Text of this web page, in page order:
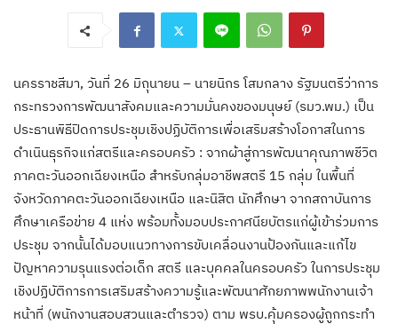
นครราชสีมา, วันที่ 26 มิถุนายน – นายนิกร โสมกลาง รัฐมนตรีว่าการ
กระทรวงการพัฒนาสังคมและความมั่นคงของมนุษย์ (รมว.พม.) เป็น
ประธานพิธีปิดการประชุมเชิงปฏิบัติการเพื่อเสริมสร้างโอกาสในการ
ดำเนินธุรกิจแก่สตรีและครอบครัว : จากผ้าสู่การพัฒนาคุณภาพชีวิต
ภาคตะวันออกเฉียงเหนือ สำหรับกลุ่มอาชีพสตรี 15 กลุ่ม ในพื้นที่
จังหวัดภาคตะวันออกเฉียงเหนือ และนิสิต นักศึกษา จากสถาบันการ
ศึกษาเครือข่าย 4 แห่ง พร้อมทั้งมอบประกาศนียบัตรแก่ผู้เข้าร่วมการ
ประชุม จากนั้นได้มอบแนวทางการขับเคลื่อนงานป้องกันและแก้ไข
ปัญหาความรุนแรงต่อเด็ก สตรี และบุคคลในครอบครัว ในการประชุม
เชิงปฏิบัติการการเสริมสร้างความรู้และพัฒนาศักยภาพพนักงานเจ้า
หน้าที่ (พนักงานสอบสวนและตำรวจ) ตาม พรบ.คุ้มครองผู้ถูกกระทำ